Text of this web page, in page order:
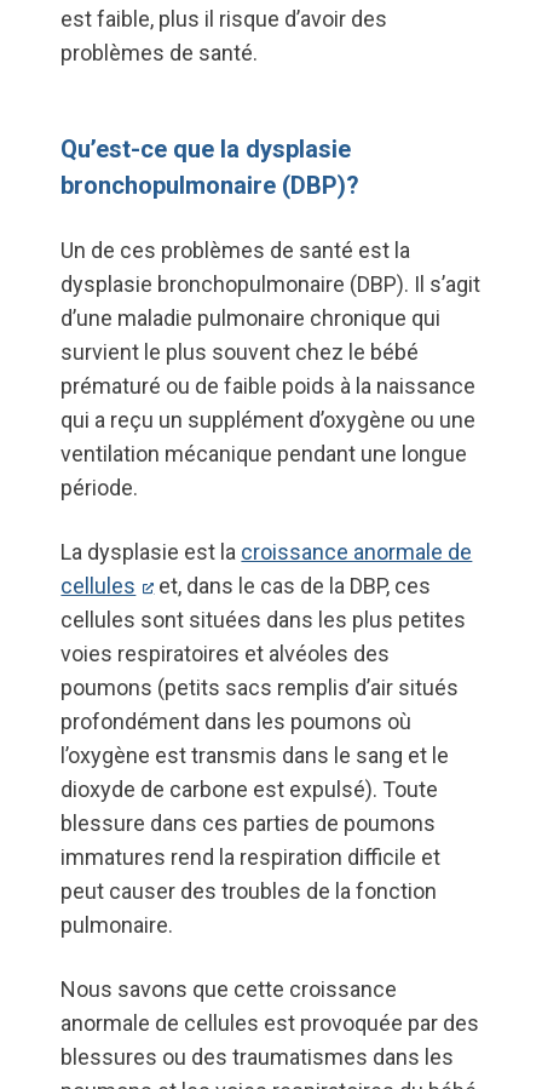
est faible, plus il risque d’avoir des
problèmes de santé.
Qu’est-ce que la dysplasie
bronchopulmonaire (DBP)?
Un de ces problèmes de santé est la
dysplasie bronchopulmonaire (DBP). Il s’agit
d’une maladie pulmonaire chronique qui
survient le plus souvent chez le bébé
prématuré ou de faible poids à la naissance
qui a reçu un supplément d’oxygène ou une
ventilation mécanique pendant une longue
période.
La dysplasie est la croissance anormale de
cellules
et, dans le cas de la DBP, ces
cellules sont situées dans les plus petites
voies respiratoires et alvéoles des
poumons (petits sacs remplis d’air situés
profondément dans les poumons où
l’oxygène est transmis dans le sang et le
dioxyde de carbone est expulsé). Toute
blessure dans ces parties de poumons
immatures rend la respiration difficile et
peut causer des troubles de la fonction
pulmonaire.
Nous savons que cette croissance
anormale de cellules est provoquée par des
blessures ou des traumatismes dans les